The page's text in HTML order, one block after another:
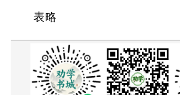
表略